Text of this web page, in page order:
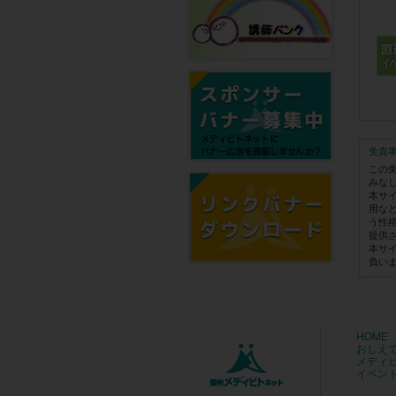
免責
この
みな
本サ
用な
う性
提供
本サ
負い
HOME
おしえ
メディ
イベン